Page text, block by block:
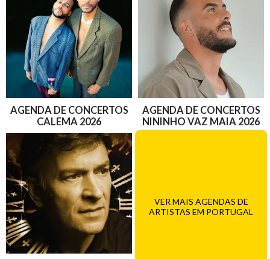
AGENDA DE CONCERTOS
CALEMA 2026
AGENDA DE CONCERTOS
NININHO VAZ MAIA 2026
VER MAIS AGENDAS DE
ARTISTAS EM PORTUGAL